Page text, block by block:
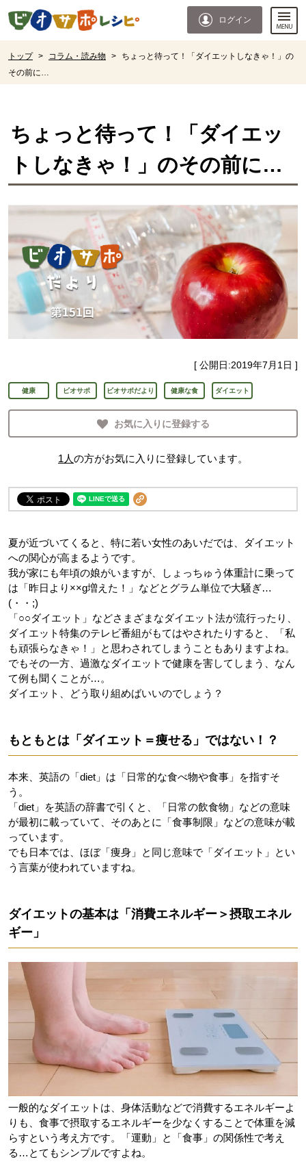
ページの先頭です。
ログイン
トップ > コラム・読み物 >
ちょっと待って！「ダイエットしなきゃ！」の
その前に…
ちょっと待って！「ダイエッ
トしなきゃ！」のその前に…
[ 公開日:2019年7月1日 ]
健康 ビオサポ ビオサポだより 健康な食 ダイエット
お気に入りに登録する
1人の方がお気に入りに登録しています。
夏が近づいてくると、特に若い女性のあいだでは、ダイエット
への関心が高まるようです。
我が家にも年頃の娘がいますが、しょっちゅう体重計に乗って
は「昨日より××g増えた！」などとグラム単位で大騒ぎ…
(・・;)
「○○ダイエット」などさまざまなダイエット法が流行ったり、
ダイエット特集のテレビ番組がもてはやされたりすると、「私
も頑張らなきゃ！」と思わされてしまうこともありますよね。
でもその一方、過激なダイエットで健康を害してしまう、なん
て例も聞くことが…。
ダイエット、どう取り組めばいいのでしょう？
もともとは「ダイエット＝痩せる」ではない！？
本来、英語の「diet」は「日常的な食べ物や食事」を指すそ
う。
「diet」を英語の辞書で引くと、「日常の飲食物」などの意味
が最初に載っていて、そのあとに「食事制限」などの意味が載
っています。
でも日本では、ほぼ「痩身」と同じ意味で「ダイエット」とい
う言葉が使われていますね。
ダイエットの基本は「消費エネルギー＞摂取エネル
ギー」
一般的なダイエットは、身体活動などで消費するエネルギーよ
りも、食事で摂取するエネルギーを少なくすることで体重を減
らすという考え方です。「運動」と「食事」の関係性で考え
る…とてもシンプルですよね。